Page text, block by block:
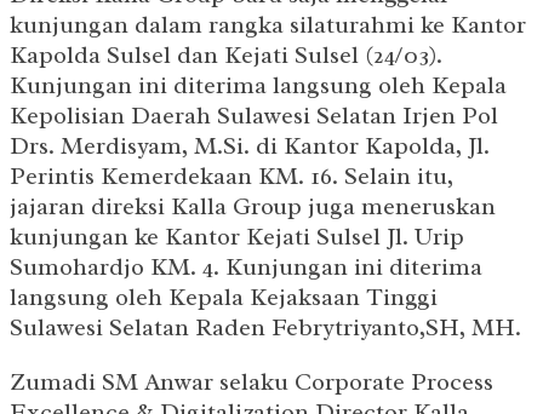
kunjungan dalam rangka silaturahmi ke Kantor
Kapolda Sulsel dan Kejati Sulsel (24/03).
Kunjungan ini diterima langsung oleh Kepala
Kepolisian Daerah Sulawesi Selatan Irjen Pol
Drs. Merdisyam, M.Si. di Kantor Kapolda, Jl.
Perintis Kemerdekaan KM. 16. Selain itu,
jajaran direksi Kalla Group juga meneruskan
kunjungan ke Kantor Kejati Sulsel Jl. Urip
Sumohardjo KM. 4. Kunjungan ini diterima
langsung oleh Kepala Kejaksaan Tinggi
Sulawesi Selatan Raden Febrytriyanto,SH, MH.
Zumadi SM Anwar selaku Corporate Process